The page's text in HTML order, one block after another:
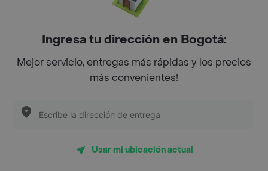
Top Marcas y Cadenas de Restaurantes
Encuéntranos en estos países
App Store Google play
Ingresa tu dirección en Bogotá:
Mejor servicio, entregas más rápidas y los precios
más convenientes!
Usar mi ubicación actual